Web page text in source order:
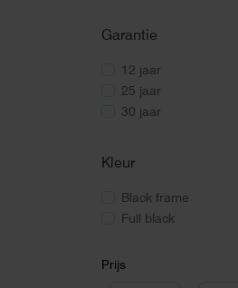
Garantie
12 jaar
25 jaar
30 jaar
Kleur
Black frame
Full black
Prijs